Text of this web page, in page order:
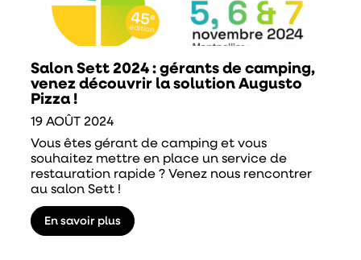
Salon Sett 2024 : gérants de camping,
venez découvrir la solution Augusto
Pizza !
19 AOÛT 2024
Vous êtes gérant de camping et vous
souhaitez mettre en place un service de
restauration rapide ? Venez nous rencontrer
au salon Sett !
En savoir plus